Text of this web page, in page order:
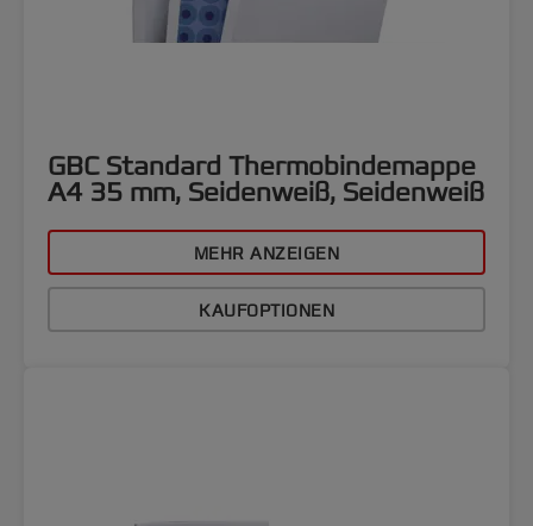
GBC Standard Thermobindemappe
A4 35 mm, Seidenweiß, Seidenweiß
MEHR ANZEIGEN
KAUFOPTIONEN